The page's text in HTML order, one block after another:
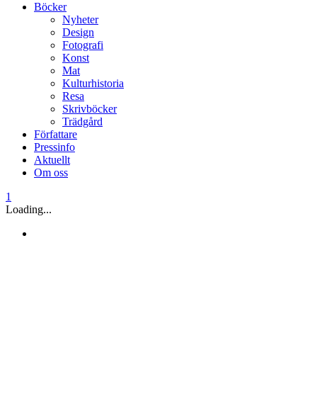
Böcker
Nyheter
Design
Fotografi
Konst
Mat
Kulturhistoria
Resa
Skrivböcker
Trädgård
Författare
Pressinfo
Aktuellt
Om oss
1
Loading...